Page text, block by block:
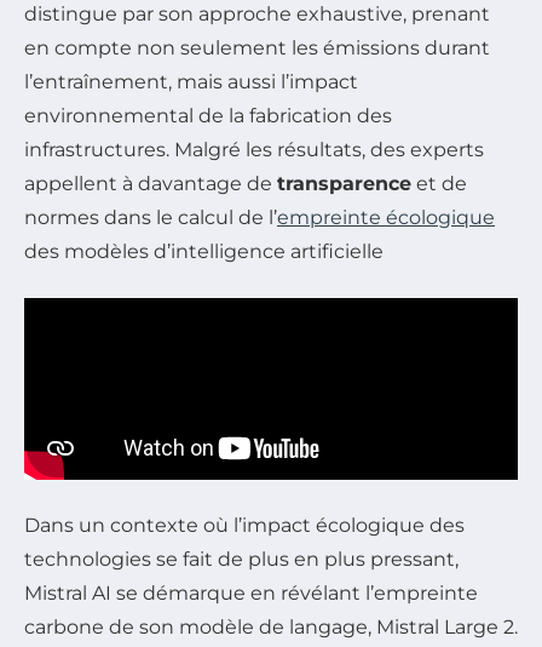
distingue par son approche exhaustive, prenant
en compte non seulement les émissions durant
l’entraînement, mais aussi l’impact
environnemental de la fabrication des
infrastructures. Malgré les résultats, des experts
appellent à davantage de transparence et de
normes dans le calcul de l’empreinte écologique
des modèles d’intelligence artificielle
Dans un contexte où l’impact écologique des
technologies se fait de plus en plus pressant,
Mistral AI se démarque en révélant l’empreinte
carbone de son modèle de langage, Mistral Large 2.